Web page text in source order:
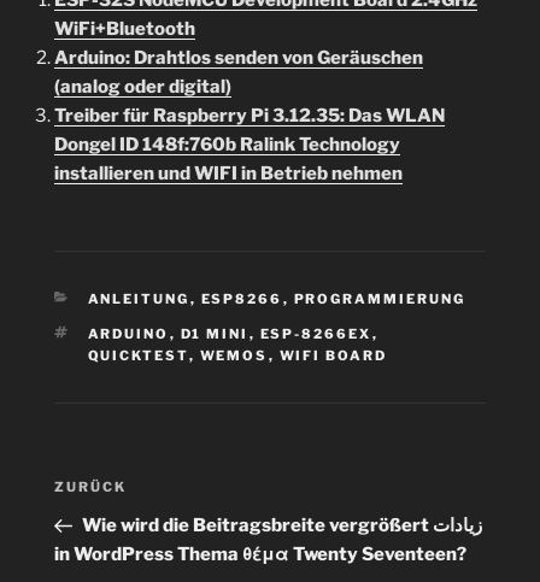
WiFi+Bluetooth
Arduino: Drahtlos senden von Geräuschen
(analog oder digital)
Treiber für Raspberry Pi 3.12.35: Das WLAN
Dongel ID 148f:760b Ralink Technology
installieren und WIFI in Betrieb nehmen
KATEGORIEN
ANLEITUNG , ESP8266 , PROGRAMMIERUNG
SCHLAGWÖRTER
ARDUINO , D1 MINI , ESP-8266EX ,
QUICKTEST, WEMOS , WIFI BOARD
Beitragsnavigation
Vorheriger
Beitrag
ZURÜCK
Wie wird die Beitragsbreite vergrößert زيادات
in WordPress Thema θέμα Twenty Seventeen?